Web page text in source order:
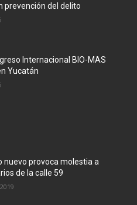
prevención del delito
Internacional BIO-MAS
Yucatán
nuevo provoca molestia a
de la calle 59